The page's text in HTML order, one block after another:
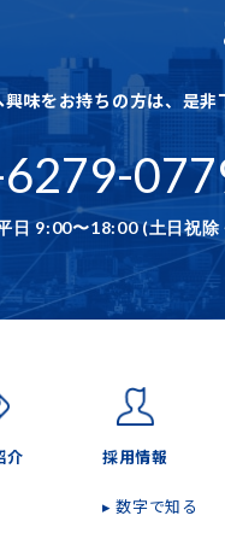
味をお持ちの方は、是
日 9:00〜18:00 (土日祝除
介 採用情報
▸ 数字で知る